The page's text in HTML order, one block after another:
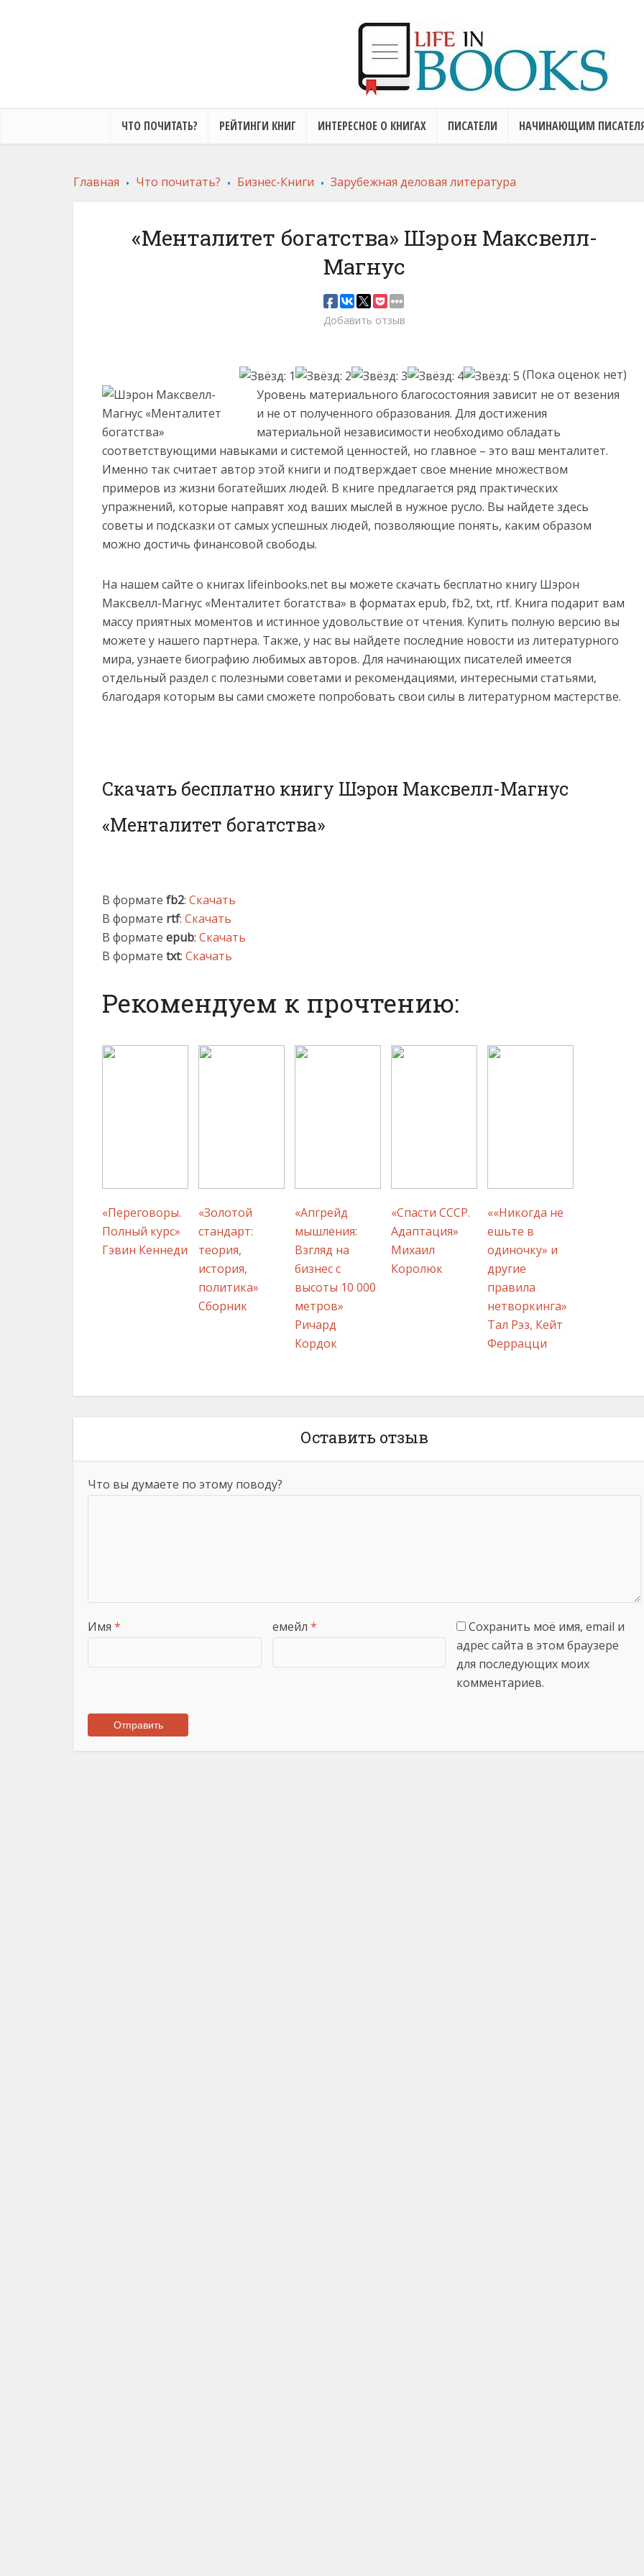
ЧТО ПОЧИТАТЬ? РЕЙТИНГИ КНИГ ИНТЕРЕСНОЕ О КНИГАХ ПИСАТЕЛИ НАЧИНАЮЩИМ
Главная . Что почитать? . Бизнес-Книги . Зарубежная деловая литература
«Менталитет богатства» Шэрон Максвелл-
Магнус
Добавить отзыв
(Пока оценок нет)
Уровень материального благосостояния зависит не от везения
и не от полученного образования. Для достижения
материальной независимости необходимо обладать
соответствующими навыками и системой ценностей, но главное – это ваш менталитет.
Именно так считает автор этой книги и подтверждает свое мнение множеством
примеров из жизни богатейших людей. В книге предлагается ряд практических
упражнений, которые направят ход ваших мыслей в нужное русло. Вы найдете здесь
советы и подсказки от самых успешных людей, позволяющие понять, каким образом
можно достичь финансовой свободы.
На нашем сайте о книгах lifeinbooks.net вы можете скачать бесплатно книгу Шэрон
Максвелл-Магнус «Менталитет богатства» в форматах epub, fb2, txt, rtf. Книга подарит вам
массу приятных моментов и истинное удовольствие от чтения. Купить полную версию вы
можете у нашего партнера. Также, у нас вы найдете последние новости из литературного
мира, узнаете биографию любимых авторов. Для начинающих писателей имеется
отдельный раздел с полезными советами и рекомендациями, интересными статьями,
благодаря которым вы сами сможете попробовать свои силы в литературном мастерстве.
Скачать бесплатно книгу Шэрон Максвелл-Магнус
«Менталитет богатства»
В формате fb2: Скачать
В формате rtf: Скачать
В формате epub: Скачать
В формате txt: Скачать
Рекомендуем к прочтению:
«Переговоры.
Полный курс»
Гэвин Кеннеди
«Золотой
стандарт:
теория,
история,
политика»
Сборник
«Апгрейд
мышления:
Взгляд на
бизнес с
высоты 10 000
метров»
Ричард
Кордок
«Спасти СССР.
Адаптация»
Михаил
Королюк
««Никогда не
ешьте в
одиночку» и
другие
правила
нетворкинга»
Тал Рэз, Кейт
Феррацци
Оставить отзыв
Что вы думаете по этому поводу?
Имя * емейл *
Сохранить моё имя, email и
адрес сайта в этом браузере
для последующих моих
комментариев.